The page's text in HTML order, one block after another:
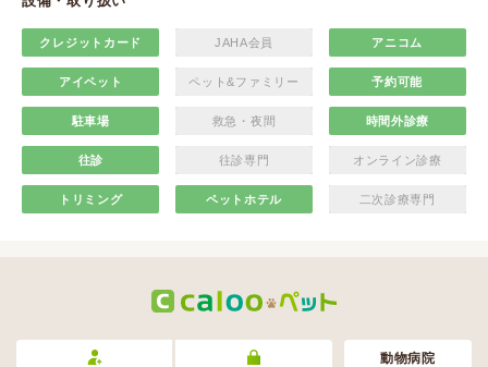
クレジットカード JAHA会員 アニコム
アイペット ペット&ファミリー 予約可能
駐車場 救急・夜間 時間外診療
往診 往診専門 オンライン診療
トリミング ペットホテル 二次診療専門
動物病院